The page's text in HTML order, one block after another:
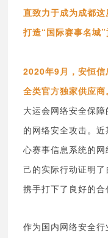
直致力于成为成都
打造“国际赛事名城”
2020年9月，安恒
全类官方独家供应商
大运会网络安全保
的网络安全攻击。
心赛事信息系统的
己的实际行动证明
携手打下了良好的合
作为国内网络安全